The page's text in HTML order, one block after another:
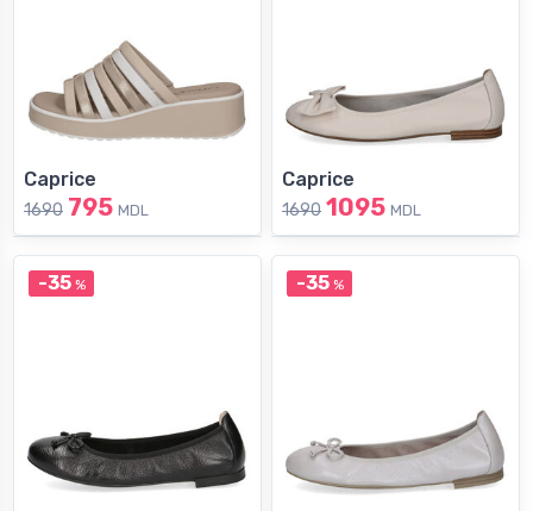
Caprice
1690 795 MDL
Caprice
1690 1095 MDL
-35% -35%